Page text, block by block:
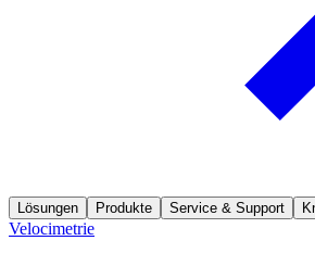
Lösungen Produkte Service & Support
Velocimetrie